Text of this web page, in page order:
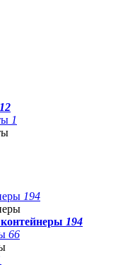
12
1
194
194
66